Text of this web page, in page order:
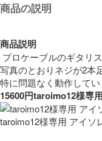
商品の説明
商品説明
プロケーブルのギタリ
写真のとおりネジが2本
15600円taroimo12様専
taroimo12様専用 アイソ